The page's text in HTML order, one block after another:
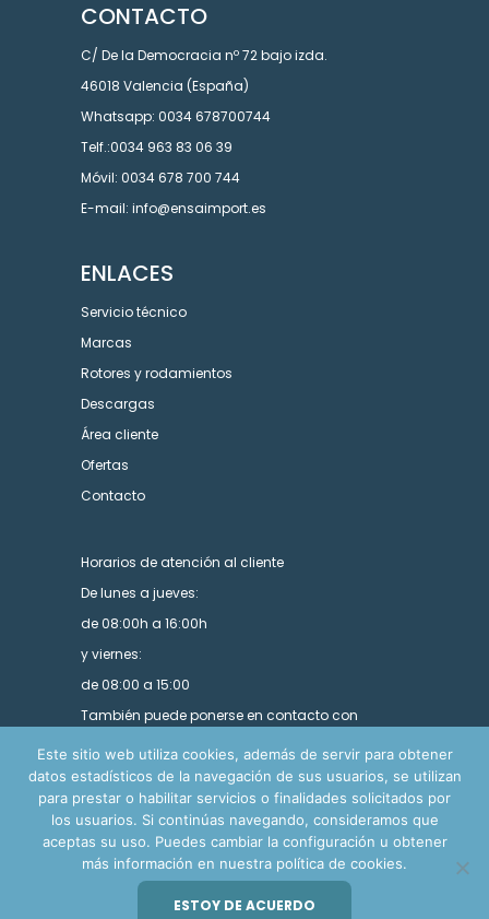
CONTACTO
C/ De la Democracia nº 72 bajo izda.
46018 Valencia (España)
Whatsapp: 0034 678700744
Telf.:0034 963 83 06 39
Móvil: 0034 678 700 744
E-mail: info@ensaimport.es
ENLACES
Servicio técnico
Marcas
Rotores y rodamientos
Descargas
Área cliente
Ofertas
Contacto
Horarios de atención al cliente
De lunes a jueves:
de 08:00h a 16:00h
y viernes:
de 08:00 a 15:00
También puede ponerse en contacto con
nosotros utilizando nuestro formulario.
© Copyright Ensa Import 2024. Todos los derechos
Este sitio web utiliza cookies, además de servir para obtener
datos estadísticos de la navegación de sus usuarios, se utilizan
para prestar o habilitar servicios o finalidades solicitados por
los usuarios. Si continúas navegando, consideramos que
aceptas su uso. Puedes cambiar la configuración u obtener
más información en nuestra política de cookies.
ESTOY DE ACUERDO